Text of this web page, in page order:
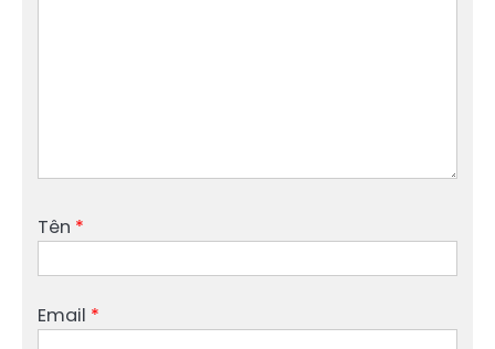
Tên *
Email *